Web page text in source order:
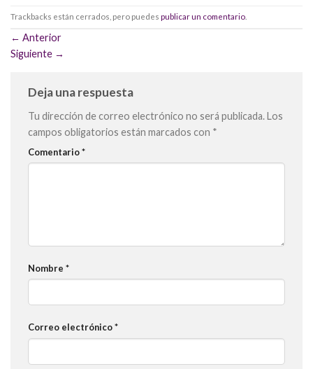
Trackbacks están cerrados, pero puedes publicar un comentario
← Anterior
Siguiente →
Deja una respuesta
Tu dirección de correo electrónico no será publicada.Los
campos obligatorios están marcados con *
Comentario*
Nombre *
Correo electrónico*